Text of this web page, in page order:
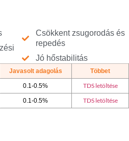
Csökkent zsugorodás és
repedés
Jó hőstabilitás
Javasolt adagolás Többet
0.1-0.5% TDS letöltése
0.1-0.5% TDS letöltése